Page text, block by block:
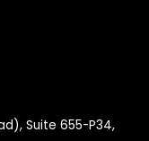
Suite 655-P34,